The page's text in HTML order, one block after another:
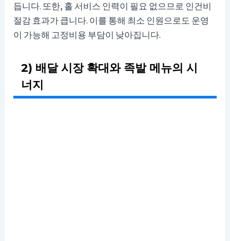
듭니다. 또한, 홀 서비스 인력이 필요 없으므로 인건비
절감 효과가 큽니다. 이를 통해 최소 인원으로도 운영
이 가능해 고정비용 부담이 낮아집니다.
2) 배달 시장 확대와 족발 메뉴의 시
너지